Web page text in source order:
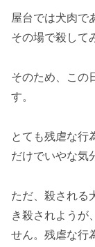
屋台では犬肉で
その場で殺して
そのため、この
す。
とても残虐な行
だけでいやな気
ただ、殺される
き殺されようが
せん。残虐な行